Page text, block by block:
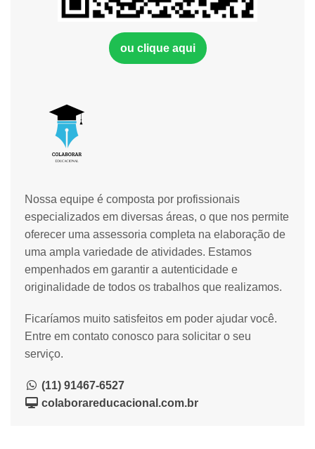
Nossa equipe é composta por profissionais
especializados em diversas áreas, o que nos permite
oferecer uma assessoria completa na elaboração de
uma ampla variedade de atividades. Estamos
empenhados em garantir a autenticidade e
originalidade de todos os trabalhos que realizamos.
Ficaríamos muito satisfeitos em poder ajudar você.
Entre em contato conosco para solicitar o seu
serviço.
(11) 91467-6527
colaborareducacional.com.br
ou clique aqui